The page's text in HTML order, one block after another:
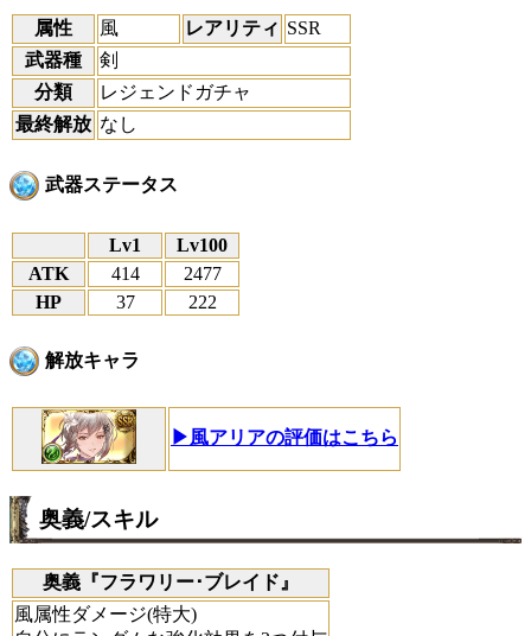
属性 風 レアリティ SSR
武器種
剣
分類
レジェンドガチャ
最終解放 なし
武器ステータス
Lv1
Lv100
ATK
414
2477
HP
37 222
解放キャラ
▶風アリアの評価はこちら
奥義/スキル
奥義『フラワリー･ブレイド』
風属性ダメージ(特大)